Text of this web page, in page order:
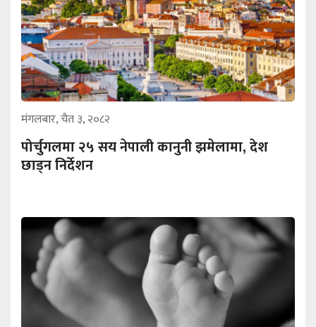
मंगलबार, चैत ३, २०८२
पोर्चुगलमा २५ सय नेपाली कानुनी झमेलामा, देश
छाड्न निर्देशन